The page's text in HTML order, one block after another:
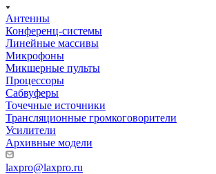
Антенны
Конференц-системы
Линейные массивы
Микрофоны
Микшерные пульты
Процессоры
Сабвуферы
Точечные источники
Трансляционные громкоговорители
Усилители
Архивные модели
laxpro@laxpro.ru